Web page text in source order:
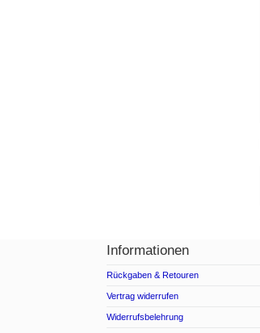
Informationen
Rückgaben & Retouren
Vertrag widerrufen
Widerrufsbelehrung